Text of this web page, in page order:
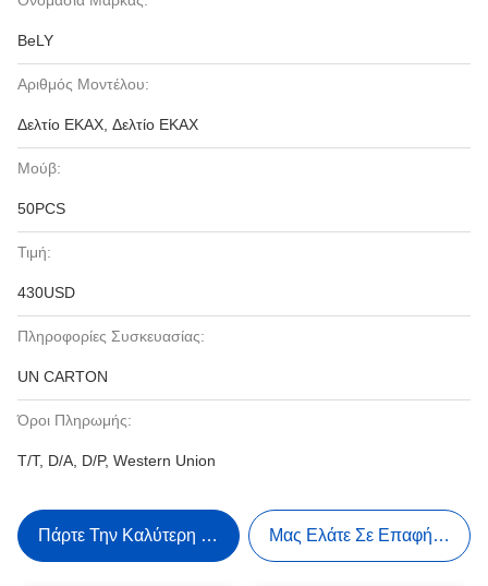
BeLY
Αριθμός Μοντέλου:
Δελτίο ΕΚΑΧ, Δελτίο ΕΚΑΧ
Μούβ:
50PCS
Τιμή:
430USD
Πληροφορίες Συσκευασίας:
UN CARTON
Όροι Πληρωμής:
T/T, D/A, D/P, Western Union
Πάρτε Την Καλύτερη Τιμή Μας Ελάτε Σε Επαφή Με